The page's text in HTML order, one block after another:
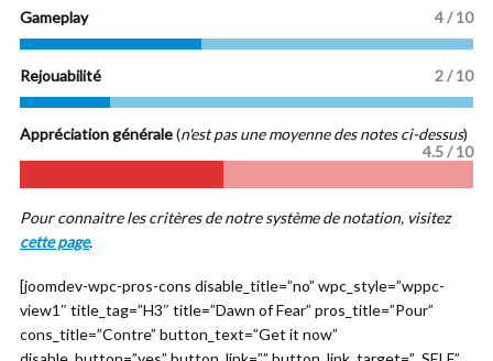
Gameplay 4 / 10
Rejouabilité 2 / 10
Appréciation générale(n'est pas une moyenne des notes ci-dessus)
4.5/ 10
Pour connaitre les critères de notre système de notation, visitez
cette page.
[joomdev-wpc-pros-cons disable_title=”no” wpc_style=”wppc-
view1″ title_tag=”H3″ title=”Dawn of Fear” pros_title=”Pour”
cons_title=”Contre” button_text=”Get it now”